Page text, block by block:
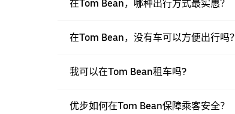
在Tom Bean，哪种出行方式最实惠？
在Tom Bean，没有车可以方便出行吗？
我可以在Tom Bean租车吗?
优步如何在Tom Bean保障乘客安全？